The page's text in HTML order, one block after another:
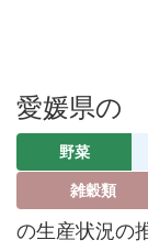
愛媛県の
野菜
雑穀類
の生産状況の